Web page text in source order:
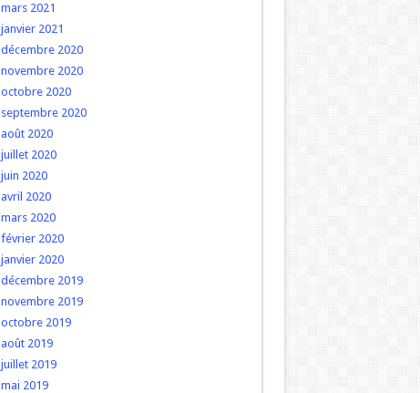
mars 2021
janvier 2021
décembre 2020
novembre 2020
octobre 2020
septembre 2020
août 2020
juillet 2020
juin 2020
avril 2020
mars 2020
février 2020
janvier 2020
décembre 2019
novembre 2019
octobre 2019
août 2019
juillet 2019
mai 2019